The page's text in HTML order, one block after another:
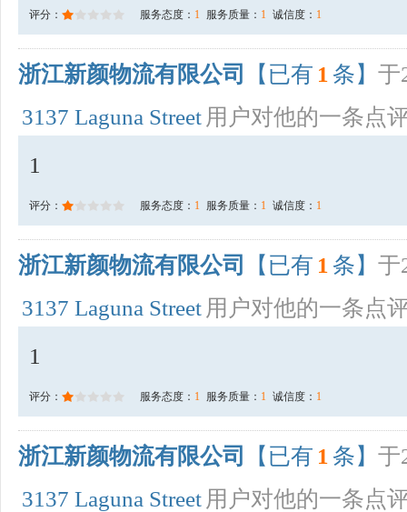
评分： 服务态度： 1 服务质量： 1 诚信度： 1
浙江新颜物流有限公司 【已有 1 条】 于
3137 Laguna Street 用户对他的一条点
1
评分： 服务态度： 1 服务质量： 1 诚信度： 1
浙江新颜物流有限公司 【已有 1 条】 于
3137 Laguna Street 用户对他的一条点
1
评分： 服务态度： 1 服务质量： 1 诚信度： 1
浙江新颜物流有限公司 【已有 1 条】 于
3137 Laguna Street 用户对他的一条点